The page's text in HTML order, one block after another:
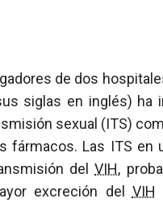
de dos
siglas en inglés)
sexual (ITS)
fármacos. Las ITS en
delVIH,
excreción del VIH